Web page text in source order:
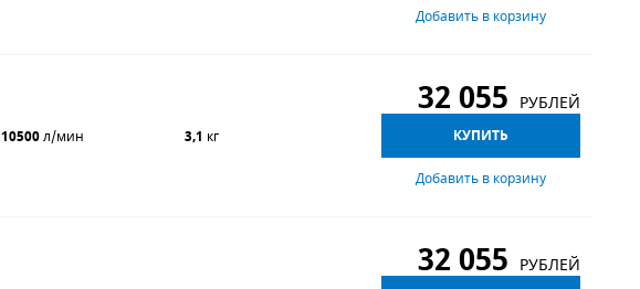
Добавить в корзину
10500л/мин 3,1 кг
32 055 РУБЛЕЙ
КУПИТЬ
Добавить в корзину
32 055 РУБЛЕЙ